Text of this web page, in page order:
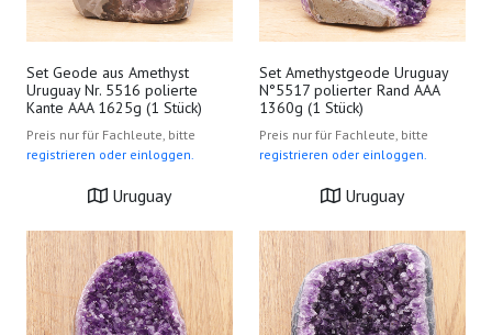
Set Geode aus Amethyst
Uruguay Nr. 5516 polierte
Kante AAA 1625g (1 Stück)
Preis nur für Fachleute, bitte
registrieren oder einloggen.
Uruguay
Set Amethystgeode Uruguay
N°5517 polierter Rand AAA
1360g (1 Stück)
Preis nur für Fachleute, bitte
registrieren oder einloggen.
Uruguay